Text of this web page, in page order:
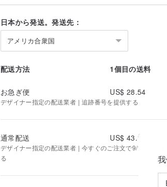
日本から発送。発送先：
アメリカ合衆国
配送方法 1個目の送料
お急ぎ便
US$ 28.54
デザイナー指定の配送業者 | 追跡番号を提供する
通常配送 US$ 43.13
デザイナー指定の配送業者 | 今すぐのご注文で9/1~9/5に
る